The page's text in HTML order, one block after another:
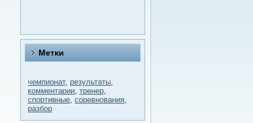
Метки
чемпионат, результаты,
комментарии, тренер,
спортивные, соревнования,
разбор